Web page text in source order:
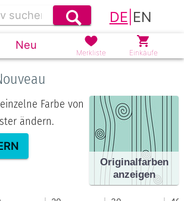
DE EN
Neu
Merkliste Einkäufe
Farbe von
ändern.
Originalfarben
anzeigen